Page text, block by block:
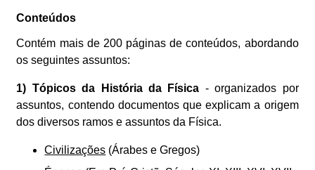
Conteúdos
Contém mais de 200 páginas de conteúdos, abordando
os seguintes assuntos:
1) Tópicos da História da Física - organizados por
assuntos, contendo documentos que explicam a origem
dos diversos ramos e assuntos da Física.
Civilizações (Árabes e Gregos)